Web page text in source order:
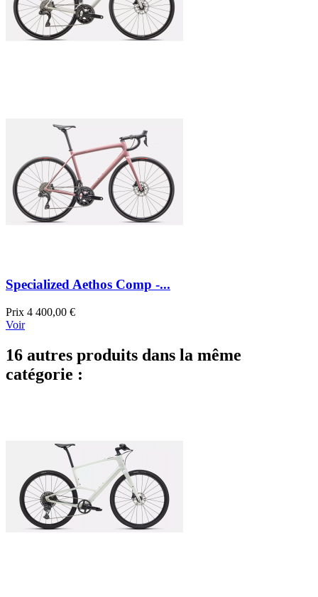
Specialized Aethos Comp -...
Prix 4 400,00 €
Voir
16 autres produits dans la même
catégorie :